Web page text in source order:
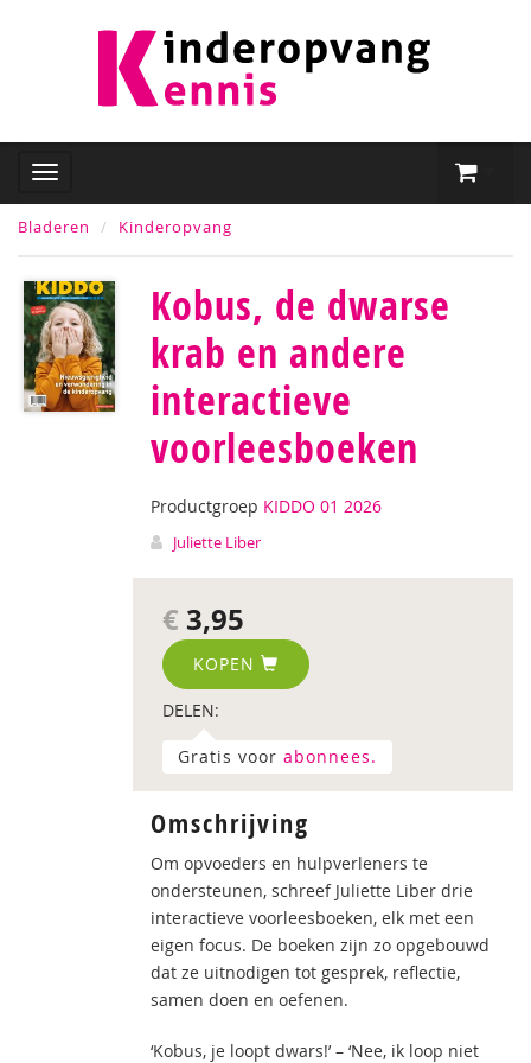
Bladeren Kinderopvang
Kobus, de dwarse
krab en andere
interactieve
voorleesboeken
Productgroep KIDDO 01 2026
Juliette Liber
€ 3,95
KOPEN
DELEN:
Gratis voor abonnees.
Omschrijving
Om opvoeders en hulpverleners te
ondersteunen, schreef Juliette Liber drie
interactieve voorleesboeken, elk met een
eigen focus. De boeken zijn zo opgebouwd
dat ze uitnodigen tot gesprek, reflectie,
samen doen en oefenen.
‘Kobus, je loopt dwars!’ – ‘Nee, ik loop niet